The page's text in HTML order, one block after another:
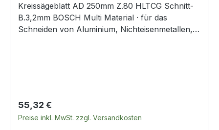
Kreissägeblatt AD 250mm Z.80 HLTCG Schnitt-
B.3,2mm BOSCH Multi Material · für das
Schneiden von Aluminium, Nichteisenmetallen,
Regulärer Preis:
55,32 €
Preise inkl. MwSt. zzgl. Versandkosten